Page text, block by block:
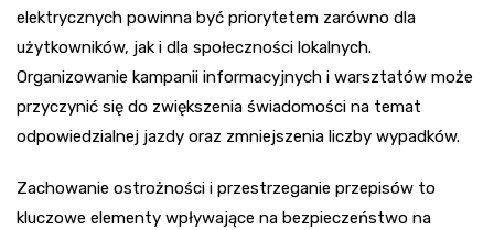
elektrycznych powinna być priorytetem zarówno dla
użytkowników, jak i dla społeczności lokalnych.
Organizowanie kampanii informacyjnych i warsztatów może
przyczynić się do zwiększenia świadomości na temat
odpowiedzialnej jazdy oraz zmniejszenia liczby wypadków.
Zachowanie ostrożności i przestrzeganie przepisów to
kluczowe elementy wpływające na bezpieczeństwo na